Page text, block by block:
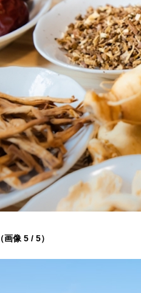
（画像 5 / 5）